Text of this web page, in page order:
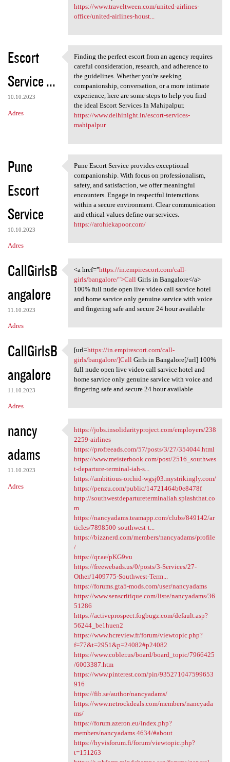
https://www.traveltween.com/united-airlines-
office/united-airlines-houst...
Escort
Service ...
10.10.2023
Adres
Finding the perfect escort
Finding the perfect escort from an agency requires
careful consideration, research, and adherence to
the guidelines. Whether you're seeking
companionship, conversation, or a more intimate
experience, here are some steps to help you find
the ideal Escort Services In Mahipalpur.
https://www.delhinight.in/escort-services-
mahipalpur
Pune
Escort
Service
10.10.2023
Adres
Pune Escort Service provides
Pune Escort Service provides exceptional
companionship. With focus on professionalism,
safety, and satisfaction, we offer meaningful
encounters. Engage in respectful interactions
within a secure environment. Clear communication
and ethical values define our services.
https://arohiekapoor.com/
CallGirlsB
angalore
11.10.2023
Adres
<a href="https://in
<a href="https://in.empirescort.com/call-
girls/bangalore/">Call Girls in Bangalore</a>
100% full nude open live video call sarvice hotel
and home sarvice only genuine sarvice with voice
and fingering safe and secure 24 hour available
CallGirlsB
angalore
11.10.2023
Adres
[url=https://in.empirescort
[url=https://in.empirescort.com/call-
girls/bangalore/]Call Girls in Bangalore[/url] 100%
full nude open live video call sarvice hotel and
home sarvice only genuine sarvice with voice and
fingering safe and secure 24 hour available
nancy
adams
11.10.2023
Adres
https://jobs
https://jobs.insolidarityproject.com/employers/238
2259-airlines
https://profreeads.com/57/posts/3/27/354044.html
https://www.meisterbook.com/post/2516_southwes
t-departure-terminal-iah-s...
https://ambitious-orchid-wgsj03.mystrikingly.com/
https://penzu.com/public/14721464b0e8478f
http://southwestdepartureterminaliah.splashthat.co
m
https://nancyadams.teamapp.com/clubs/849142/ar
ticles/7898500-southwest-t...
https://bizznerd.com/members/nancyadams/profile
/
https://qr.ae/pKG9vu
https://freewebads.us/0/posts/3-Services/27-
Other/1409775-Southwest-Term...
https://forums.gta5-mods.com/user/nancyadams
https://www.senscritique.com/liste/nancyadams/36
51286
https://activeprospect.fogbugz.com/default.asp?
56244_be1huen2
https://www.hcreview.fr/forum/viewtopic.php?
f=77&t=2951&p=24082#p24082
https://www.cobler.us/board/board_topic/7966425
/6003387.htm
https://www.pinterest.com/pin/935271047599653
916
https://fib.se/author/nancyadams/
https://www.netrockdeals.com/members/nancyada
ms/
https://forum.azeron.eu/index.php?
members/nancyadams.4634/#about
https://hyvisforum.fi/forum/viewtopic.php?
t=151263